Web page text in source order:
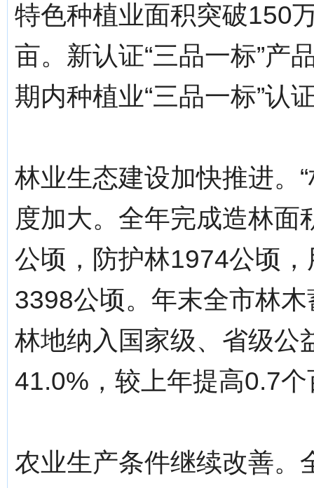
特色种植业面积突破150
亩。新认证“三品一标”产
期内种植业“三品一标”认
林业生态建设加快推进。
度加大。全年完成造林
公顷，防护林1974公顷
3398公顷。年末全市林
林地纳入国家级、省级公
41.0%，较上年提高0.7
农业生产条件继续改善。